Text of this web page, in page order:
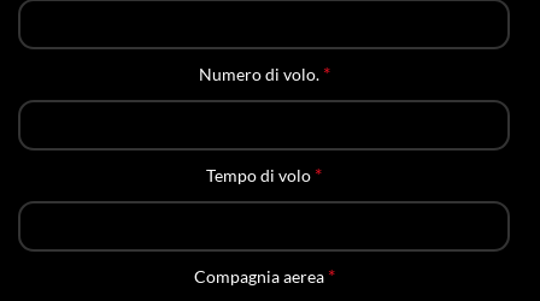
Numero di volo. *
Tempo di volo *
Compagnia aerea *